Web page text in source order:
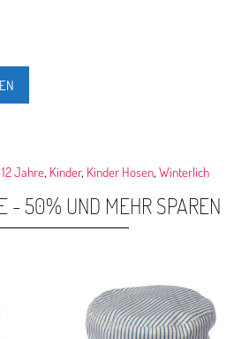
Jahre, Kinder, Kinder Hosen,Winterlich
- 50% UND MEHR SPAREN